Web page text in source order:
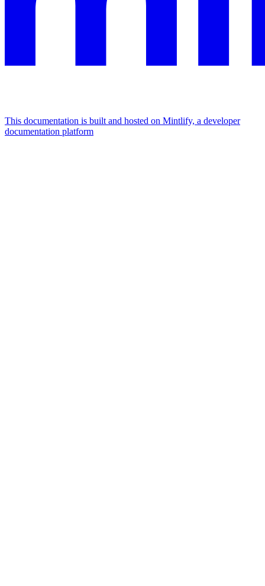
This documentation is built and hosted on Mintlify, a developer
documentation platform